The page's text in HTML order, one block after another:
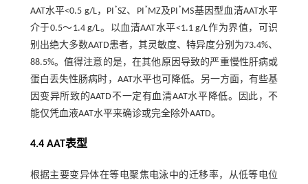
AAT水平<0.5 g/L，PI *SZ、PI * MZ及PI * MS基因型血清AAT水平
介于0.5～1.4 g/L。以血清AAT水平<1.1 g/L作为界值，可识
别出绝大多数AATD患者，其灵敏度、特异度分别为73.4%、
88.5%。值得注意的是，在其他原因导致的严重慢性肝病或
蛋白丢失性肠病时，AAT水平也可降低。另一方面，有些基
因变异所致的AATD不一定有血清AAT水平降低。因此，不
能仅凭血液AAT水平来确诊或完全除外AATD。
4.4 AAT表型
根据主要变异体在等电聚焦电泳中的迁移率，从低等电位